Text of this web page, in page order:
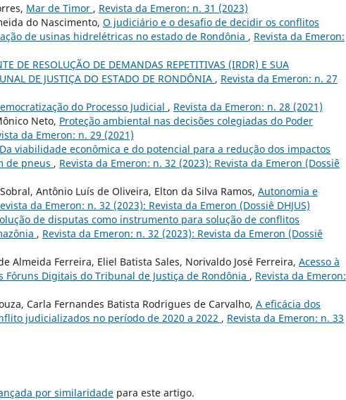
Mar de Timor , Revista da Emeron: n. 31 (2023)
do Nascimento, O judiciário e o desafio de decidir os conflitos
de usinas hidrelétricas no estado de Rondônia , Revista da Emeron:
DE RESOLUÇÃO DE DEMANDAS REPETITIVAS (IRDR) E SUA
DE JUSTIÇA DO ESTADO DE RONDÔNIA , Revista da Emeron: n. 27
do Processo Judicial , Revista da Emeron: n. 28 (2021)
Neto, Proteção ambiental nas decisões colegiadas do Poder
da Emeron: n. 29 (2021)
Da viabilidade econômica e do potencial para a redução dos impactos
de pneus , Revista da Emeron: n. 32 (2023): Revista da Emeron (Dossiê
Antônio Luís de Oliveira, Elton da Silva Ramos, Autonomia e
da Emeron: n. 32 (2023): Revista da Emeron (Dossiê DHJUS)
de disputas como instrumento para solução de conflitos
, Revista da Emeron: n. 32 (2023): Revista da Emeron (Dossiê
Almeida Ferreira, Eliel Batista Sales, Norivaldo José Ferreira, Acesso à
Fóruns Digitais do Tribunal de Justiça de Rondônia , Revista da Emeron:
Carla Fernandes Batista Rodrigues de Carvalho, A eficácia dos
judicializados no período de 2020 a 2022 , Revista da Emeron: n. 33
por similaridade para este artigo.